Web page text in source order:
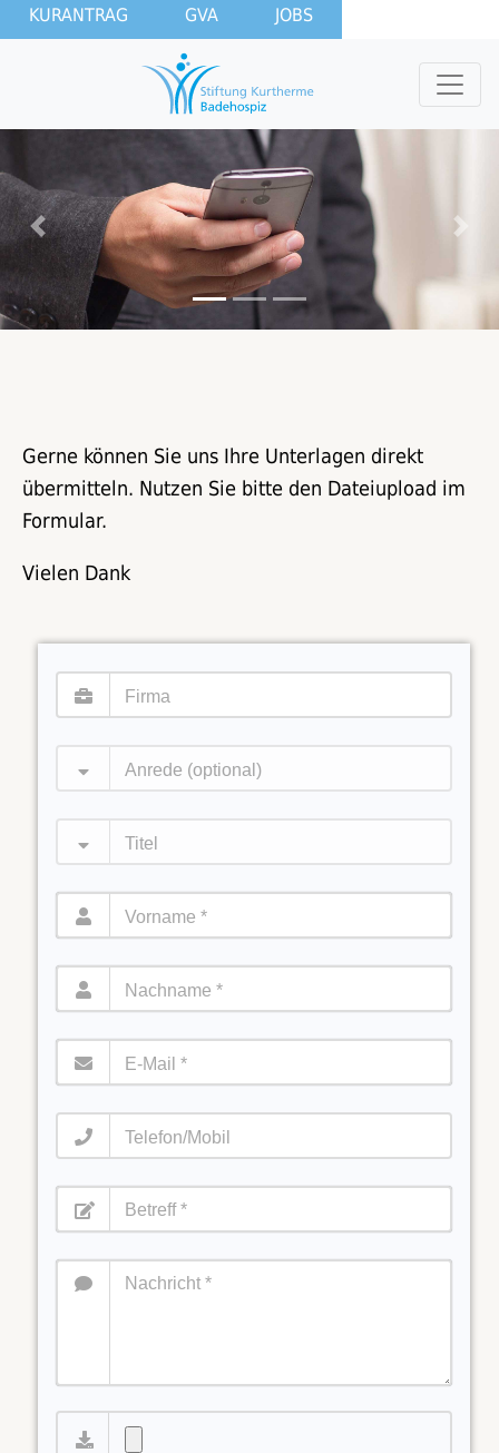
KURANTRAG GVA JOBS
Previous
Gerne können Sie uns Ihre Unterlagen direkt
übermitteln. Nutzen Sie bitte den Dateiupload im
Formular.
Vielen Dank